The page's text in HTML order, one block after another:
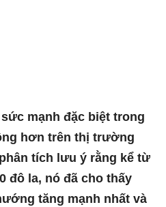
mạnh đặc biệt trong
hơn trên thị trường
tích lưu ý rằng kể từ
đô la, nó đã cho thấy
tăng mạnh nhất và